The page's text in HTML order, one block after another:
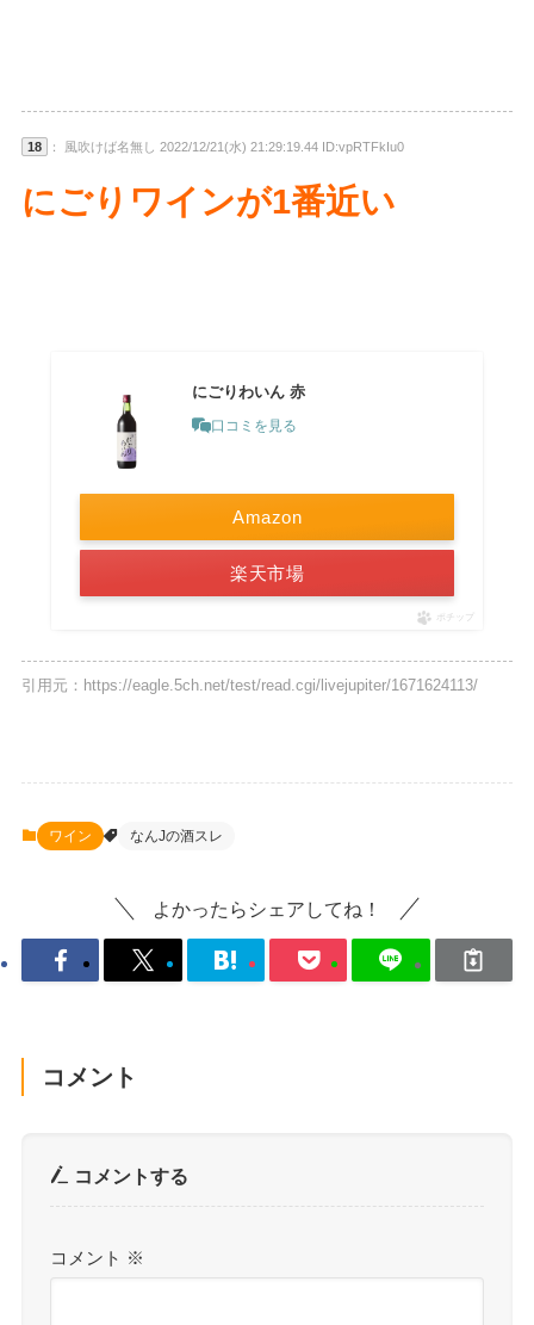
18 ： 風吹けば名無し 2022/12/21(水) 21:29:19.44 ID:vpRTFkIu0
にごりワインが1番近い
にごりわいん 赤
口コミを見る
Amazon
楽天市場
ポチップ
引用元：https://eagle.5ch.net/test/read.cgi/livejupiter/1671624113/
ワイン なんJの酒スレ
よかったらシェアしてね！
コメント
コメントする
コメント ※